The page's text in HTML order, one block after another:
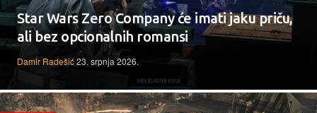
Star Wars Zero Company će imati jaku priču,
ali bez opcionalnih romansi
Damir Radešić23. srpnja 2026.